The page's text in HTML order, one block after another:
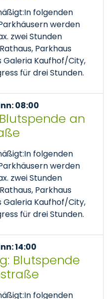
folgenden
werden
zwei Stunden
Parkhaus
Galeria Kaufhof/City,
für drei Stunden.
08:00
an
folgenden
werden
zwei Stunden
Parkhaus
Galeria Kaufhof/City,
für drei Stunden.
14:00
Blutspende
folgenden